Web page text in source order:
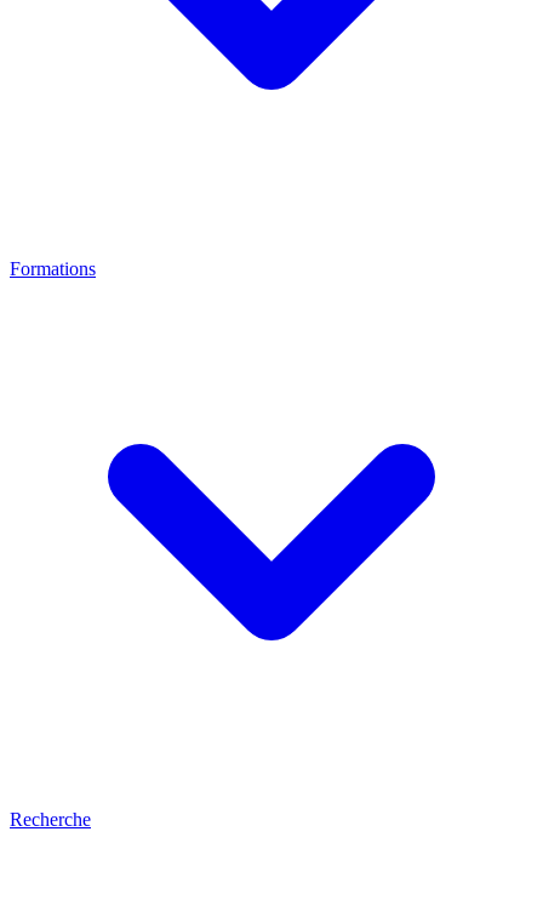
Formations
Recherche